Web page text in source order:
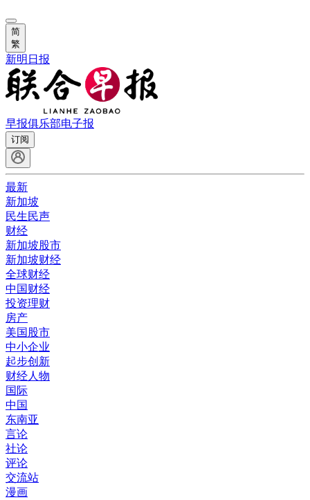
简
繁
新明日报
早报俱乐部电子报
订阅
最新
新加坡
民生民声
财经
新加坡股市
新加坡财经
全球财经
中国财经
投资理财
房产
美国股市
中小企业
起步创新
财经人物
国际
中国
东南亚
言论
社论
评论
交流站
漫画